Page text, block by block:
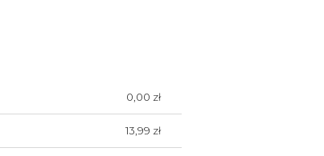
0,00 zł
13,99 zł